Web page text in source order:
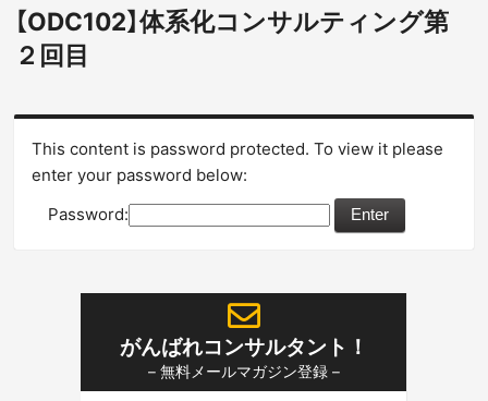
【ODC102】体系化コンサルティング第
２回目
This content is password protected. To view it please
enter your password below:
Password:
がんばれコンサルタント！
– 無料メールマガジン登録 –